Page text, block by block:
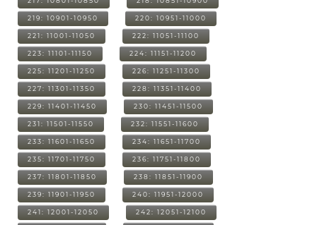
219: 10901-10950 220: 10951-11000
221: 11001-11050 222: 11051-11100
223: 11101-11150 224: 11151-11200
225: 11201-11250 226: 11251-11300
227: 11301-11350 228: 11351-11400
229: 11401-11450 230: 11451-11500
231: 11501-11550 232: 11551-11600
233: 11601-11650 234: 11651-11700
235: 11701-11750 236: 11751-11800
237: 11801-11850 238: 11851-11900
239: 11901-11950 240: 11951-12000
241: 12001-12050 242: 12051-12100